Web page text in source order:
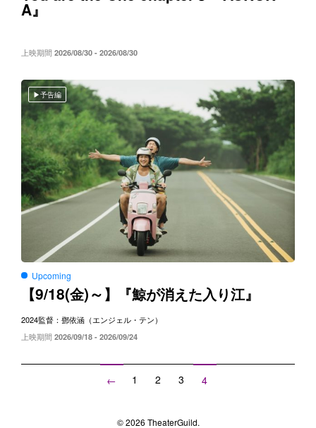
A』
上映期間 2026/08/30 - 2026/08/30
予告編
Upcoming
【9/18(金)～】『鯨が消えた入り江』
2024監督：鄧依涵（エンジェル・テン）
上映期間 2026/09/18 - 2026/09/24
← 1 2 3 4
© 2026 TheaterGuild.